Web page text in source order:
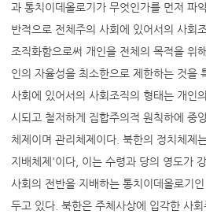
과 통치이데올로기가 무엇인가를 먼저 파
반적으로 전체주의 사회에 있어서의 사회
조직화함으로써 개인을 전체의 목적을 위
인의 자율성을 최소한으로 제한하는 것을
사회에 있어서의 사회조직의 형태는 개인
시되고 철저하게 집합주의적 원칙하에 중
체제이며 관리체제이다. 북한의 정치체제
지배체제'이다, 이는 수령과 당의 영도가
사회의 전반을 지배하는 통치이데올로기
두고 있다. 북한은 주체사상에 입각한 사